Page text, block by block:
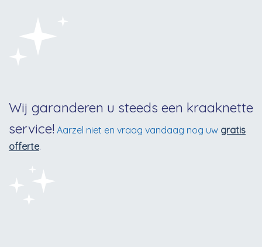
Wij garanderen u steeds een kraaknette
service! Aarzel niet en vraag vandaag nog uw gratis
offerte.